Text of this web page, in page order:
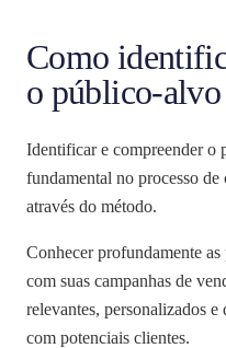
Como
o público-alvo
Identificar e compreender o
fundamental no processo de
através do método.
Conhecer profundamente as
com suas campanhas de
relevantes, personalizados
com potenciais clientes.